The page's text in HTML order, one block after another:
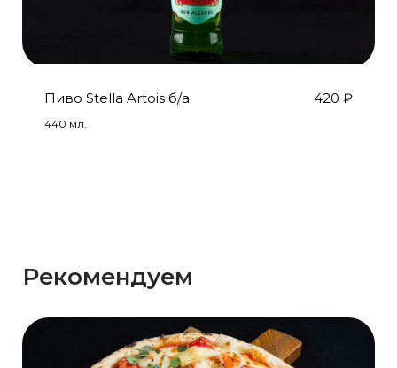
Пиво Stella Artois б/а 420 ₽
440 мл.
Рекомендуем